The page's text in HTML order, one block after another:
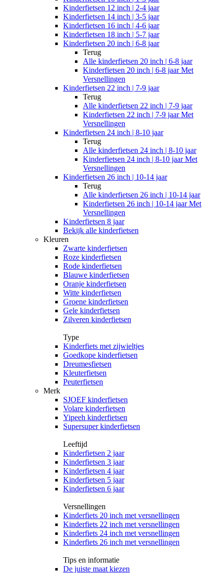
Kinderfietsen 12 inch | 2-4 jaar
Kinderfietsen 14 inch | 3-5 jaar
Kinderfietsen 16 inch | 4-6 jaar
Kinderfietsen 18 inch | 5-7 jaar
Kinderfietsen 20 inch | 6-8 jaar
Terug
Alle kinderfietsen 20 inch | 6-8 jaar
Kinderfietsen 20 inch | 6-8 jaar Met
Versnellingen
Kinderfietsen 22 inch | 7-9 jaar
Terug
Alle kinderfietsen 22 inch | 7-9 jaar
Kinderfietsen 22 inch | 7-9 jaar Met
Versnellingen
Kinderfietsen 24 inch | 8-10 jaar
Terug
Alle kinderfietsen 24 inch | 8-10 jaar
Kinderfietsen 24 inch | 8-10 jaar Met
Versnellingen
Kinderfietsen 26 inch | 10-14 jaar
Terug
Alle kinderfietsen 26 inch | 10-14 jaar
Kinderfietsen 26 inch | 10-14 jaar Met
Versnellingen
Kinderfietsen 8 jaar
Bekijk alle kinderfietsen
Kleuren
Zwarte kinderfietsen
Roze kinderfietsen
Rode kinderfietsen
Blauwe kinderfietsen
Oranje kinderfietsen
Witte kinderfietsen
Groene kinderfietsen
Gele kinderfietsen
Zilveren kinderfietsen
Type
Kinderfiets met zijwieltjes
Goedkope kinderfietsen
Dreumesfietsen
Kleuterfietsen
Peuterfietsen
Merk
SJOEF kinderfietsen
Volare kinderfietsen
Yipeeh kinderfietsen
Supersuper kinderfietsen
Leeftijd
Kinderfietsen 2 jaar
Kinderfietsen 3 jaar
Kinderfietsen 4 jaar
Kinderfietsen 5 jaar
Kinderfietsen 6 jaar
Versnellingen
Kinderfiets 20 inch met versnellingen
Kinderfiets 22 inch met versnellingen
Kinderfiets 24 inch met versnellingen
Kinderfiets 26 inch met versnellingen
Tips en informatie
De juiste maat kiezen